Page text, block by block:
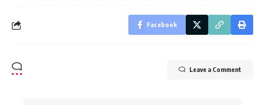
Facebook
Leave a Comment